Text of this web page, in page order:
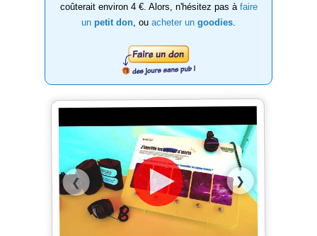
coûterait environ 4 €. Alors, n'hésitez pas à faire
un petit don , ou acheter un goodies
❮ ❯